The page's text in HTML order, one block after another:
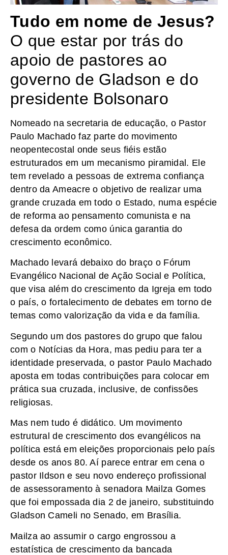
Tudo em nome de Jesus?
O que estar por trás do
apoio de pastores ao
governo de Gladson e do
presidente Bolsonaro
Nomeado na secretaria de educação, o Pastor
Paulo Machado faz parte do movimento
neopentecostal onde seus fiéis estão
estruturados em um mecanismo piramidal. Ele
tem revelado a pessoas de extrema confiança
dentro da Ameacre o objetivo de realizar uma
grande cruzada em todo o Estado, numa espécie
de reforma ao pensamento comunista e na
defesa da ordem como única garantia do
crescimento econômico.
Machado levará debaixo do braço o Fórum
Evangélico Nacional de Ação Social e Política,
que visa além do crescimento da Igreja em todo
o país, o fortalecimento de debates em torno de
temas como valorização da vida e da família.
Segundo um dos pastores do grupo que falou
com o Notícias da Hora, mas pediu para ter a
identidade preservada, o pastor Paulo Machado
aposta em todas contribuições para colocar em
prática sua cruzada, inclusive, de confissões
religiosas.
Mas nem tudo é didático. Um movimento
estrutural de crescimento dos evangélicos na
política está em eleições proporcionais pelo país
desde os anos 80. Aí parece entrar em cena o
pastor Ildson e seu novo endereço profissional
de assessoramento à senadora Mailza Gomes
que foi empossada dia 2 de janeiro, substituindo
Gladson Cameli no Senado, em Brasília.
Mailza ao assumir o cargo engrossou a
estatística de crescimento da bancada